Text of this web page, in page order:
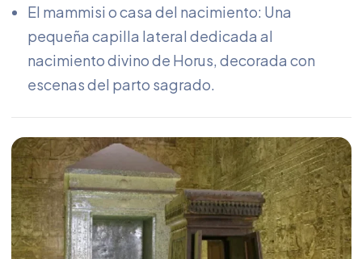
El mammisi o casa del nacimiento: Una
pequeña capilla lateral dedicada al
nacimiento divino de Horus, decorada con
escenas del parto sagrado.